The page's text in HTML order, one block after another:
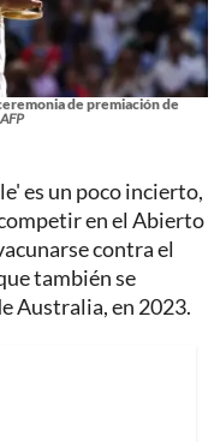
de premiación de
AFP
es un poco incierto,
en el Abierto
contra el
también se
Australia, en 2023.